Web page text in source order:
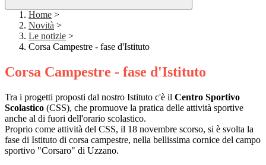
Home >
Novità >
Le notizie >
Corsa Campestre - fase d'Istituto
Corsa Campestre - fase d'Istituto
Tra i progetti proposti dal nostro Istituto c'è il Centro Sportivo
Scolastico (CSS), che promuove la pratica delle attività sportive
anche al di fuori dell'orario scolastico.
Proprio come attività del CSS, il 18 novembre scorso, si è svolta la
fase di Istituto di corsa campestre, nella bellissima cornice del campo
sportivo "Corsaro" di Uzzano.